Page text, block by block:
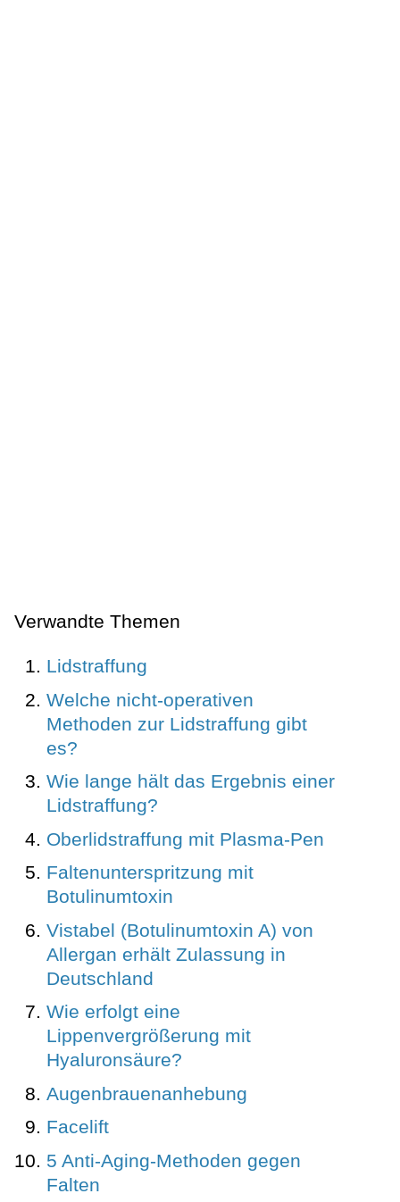
Verwandte Themen
Lidstraffung
Welche nicht-operativen
Methoden zur Lidstraffung gibt
es?
Wie lange hält das Ergebnis einer
Lidstraffung?
Oberlidstraffung mit Plasma-Pen
Faltenunterspritzung mit
Botulinumtoxin
Vistabel (Botulinumtoxin A) von
Allergan erhält Zulassung in
Deutschland
Wie erfolgt eine
Lippenvergrößerung mit
Hyaluronsäure?
Augenbrauenanhebung
Facelift
5 Anti-Aging-Methoden gegen
Falten